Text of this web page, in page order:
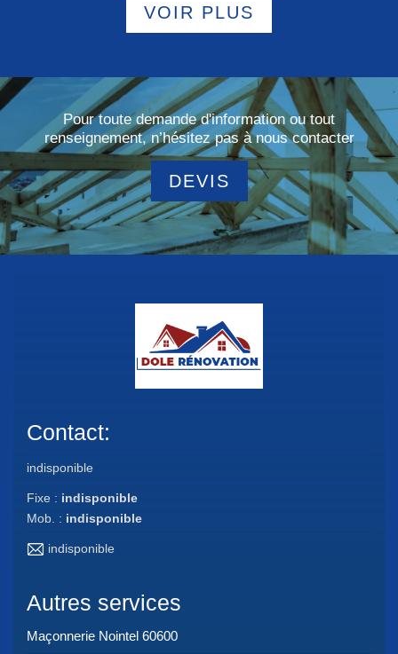
VOIR PLUS
Pour toute demande d'information ou tout
renseignement, n’hésitez pas à nous contacter
DEVIS
Contact:
indisponible
Fixe : indisponible
Mob. : indisponible
indisponible
Autres services
Maçonnerie Nointel 60600